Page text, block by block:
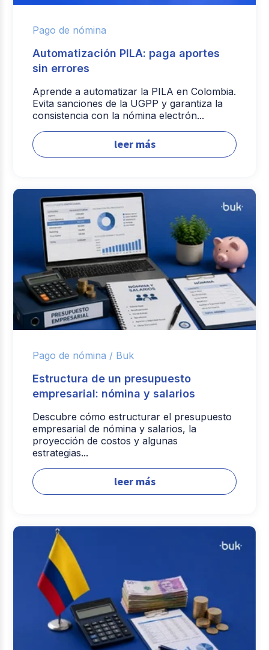
Pago de nómina
Automatización PILA: paga aportes
sin errores
Aprende a automatizar la PILA en Colombia.
Evita sanciones de la UGPP y garantiza la
consistencia con la nómina electrón...
leer más
Pago de nómina / Buk
Estructura de un presupuesto
empresarial: nómina y salarios
Descubre cómo estructurar el presupuesto
empresarial de nómina y salarios, la
proyección de costos y algunas
estrategias...
leer más